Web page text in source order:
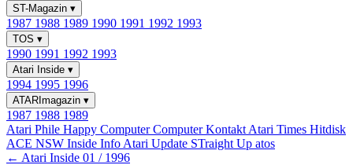
ST-Magazin ▾
1987 1988 1989 1990 1991 1992 1993
TOS ▾
1990 1991 1992 1993
Atari Inside ▾
1994 1995 1996
ATARImagazin ▾
1987 1988 1989
Atari Phile Happy ComputerComputer Kontakt Atari Times Hitdisk
ACE NSW Inside Info Atari Update STraight Up atos
← Atari Inside 01 / 1996